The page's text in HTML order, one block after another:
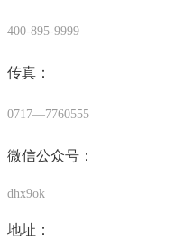
400-895-9999
传真：
0717—7760555
微信公众号：
dhx9ok
地址：